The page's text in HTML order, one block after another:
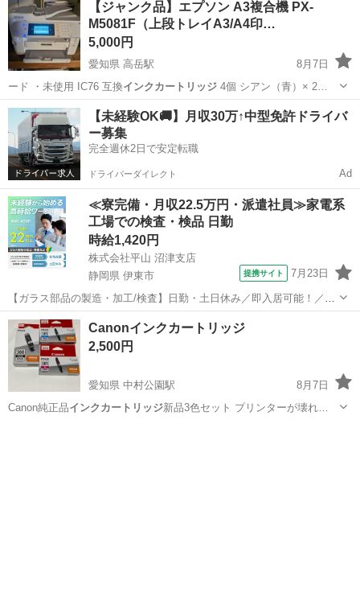
【ジャンク品】エプソン A3複合機 PX-
M5081F（上段トレイA3/A4印…
5,000円
愛知県 高岳駅
8月7日
ード ・未使用 IC76 互換インクカートリッジ 4個 シアン（青）× 2…
愛知 名古屋市 高岳駅 家電
【未経験OK🚚】月収30万↑中型免許ドライバ
ー募集
完全週休2日で安定転職
ドライバーダイレクト Ad
≪寮完備・月収22.5万円・派遣社員≫家電系
工場での検査・検品 日勤
時給1,420円
株式会社平山 沼津支店
静岡県 伊東市
提携サイト 7月23日
【ガラス部品の製造・加工/検査】日勤・土日休み／即入居可能！／伊
豆でのんびりライフ♪ ガラス部品の製造・加工/検査 【株式会社平山で
の正社員採用（無期雇用派遣）となります】 「2人で同じ職場で働き
たい」 「仕事も休みも一...
静岡 伊東市
Canonインクカートリッジ
2,500円
愛知県 中村公園駅
8月7日
Canon純正品インクカートリッジ新品3色セット プリンターが壊れ…